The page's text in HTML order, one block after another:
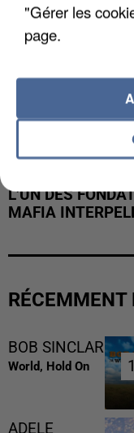
L’UN DES
MAFIA
RÉCEMMENT
BOB SINCLAR
World, Hold On
ADELE
"Gérer les
page.